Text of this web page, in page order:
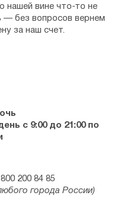
с 9:00 до 21:00 по
200 84 85
города России)
нашей вине что-то не
— без вопросов вернем
за наш счет.